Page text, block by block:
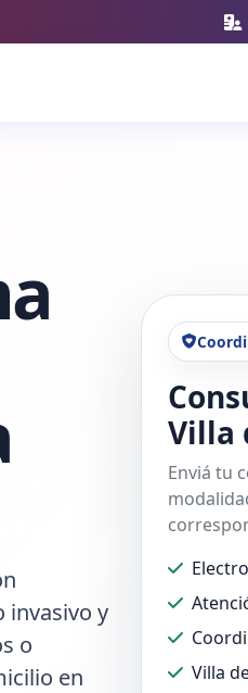
invasivo y
o
en
Villa
Enviá tu
Villa